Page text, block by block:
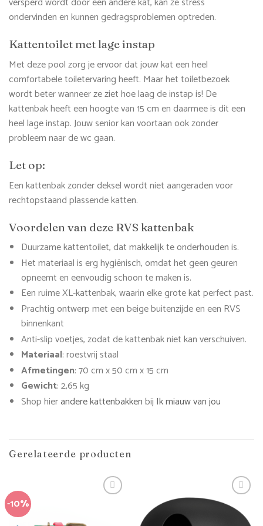
ondervinden en kunnen gedragsproblemen optreden.
Kattentoilet met lage instap
Met deze pool zorg je ervoor dat jouw kat een heel
comfortabele toiletervaring heeft. Maar het toiletbezoek
wordt beter wanneer ze ziet hoe laag de instap is! De
kattenbak heeft een hoogte van 15 cm en daarmee is dit een
heel lage instap. Jouw senior kan voortaan ook zonder
probleem naar de wc gaan.
Let op:
Een kattenbak zonder deksel wordt niet aangeraden voor
rechtopstaand plassende katten.
Voordelen van deze RVS kattenbak
Duurzame kattentoilet, dat makkelijk te onderhouden is.
Het materiaal is erg hygiënisch, omdat het geen geuren
opneemt en eenvoudig schoon te maken is.
Een ruime XL-kattenbak, waarin elke grote kat perfect past.
Prachtig ontwerp met een beige buitenzijde en een RVS
binnenkant
Anti-slip voetjes, zodat de kattenbak niet kan verschuiven.
Materiaal: roestvrij staal
Afmetingen: 70 cm x 50 cm x 15 cm
Gewicht: 2,65 kg
Shop hierandere kattenbakkenbij Ik miauw van jou
Gerelateerde producten
-10%